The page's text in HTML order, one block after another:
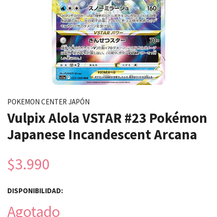
POKEMON CENTER JAPÓN
Vulpix Alola VSTAR #23 Pokémon
Japanese Incandescent Arcana
$3.990
DISPONIBILIDAD:
Agotado